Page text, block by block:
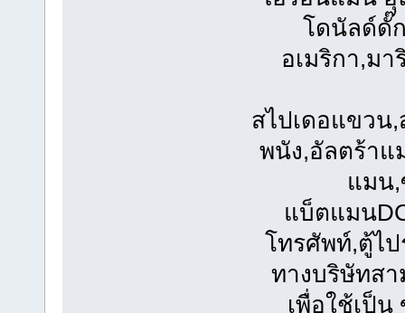
โดนัลด์ดั๊
อเมริกา,ม
สไปเดอแขวน
พนัง,อัลตร้าแ
แมน
แบ็ตแมน
โทรศัพท์,ตู้ไ
ทางบริษัทส
เพื่อใช้เป็